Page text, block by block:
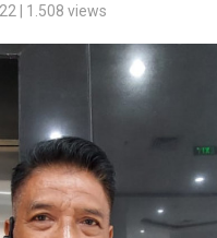
| 1.508 views